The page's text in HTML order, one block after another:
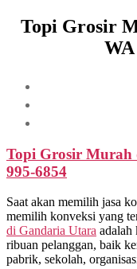
Topi Grosir
WA
Topi Grosir Murah
995-6854
Saat akan memilih jasa
memilih konveksi yang
di Gandaria Utara adalah
ribuan pelanggan, baik
pabrik, sekolah,